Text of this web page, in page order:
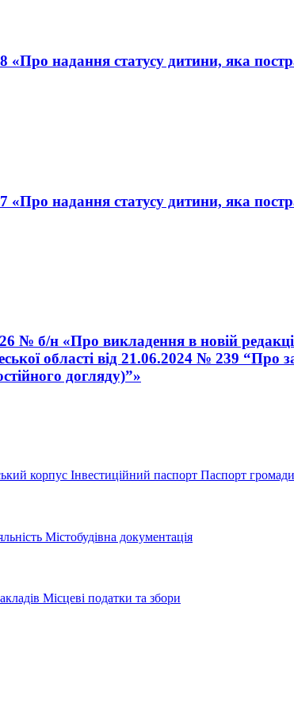
надання статусу дитини, яка
надання статусу дитини, яка
№ б/н «Про викладення в новій
області від 21.06.2024 № 239 “Про
догляду)”»
корпус Інвестиційний паспорт Паспорт громади
Містобудівна документація
Місцеві податки та збори